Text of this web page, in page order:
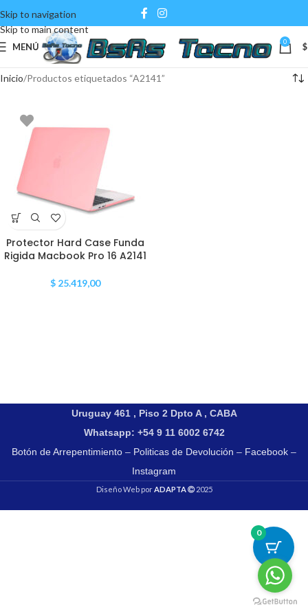
Skip to navigation
Skip to main content
MENÚ 0 $
Inicio Productos etiquetados “A2141”
Protector Hard Case Funda
Rigida Macbook Pro 16 A2141
$ 25.419,00
Uruguay 461 , Piso 2 Dpto A , CABA
Whatsapp: +54 9 11 6002 6742
Botón de Arrepentimiento – Politicas de Devolución – Facebook –
Instagram
Diseño Web porADAPTA 2025
0